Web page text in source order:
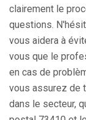
clairement le
questions.
vous aidera à
vous que le
en cas de
vous assurez de
dans le secteur,